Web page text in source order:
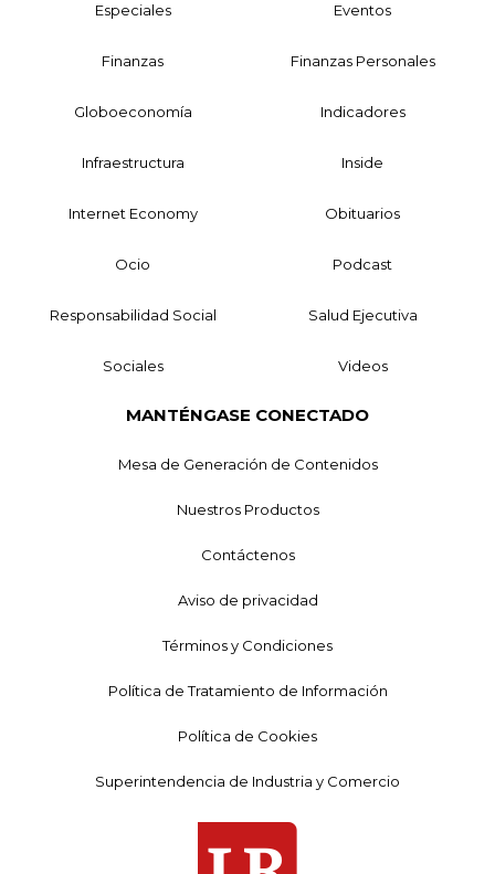
Especiales Eventos
Finanzas Finanzas Personales
Globoeconomía Indicadores
Infraestructura Inside
Internet Economy Obituarios
Ocio Podcast
Responsabilidad Social Salud Ejecutiva
Sociales Videos
MANTÉNGASE CONECTADO
Mesa de Generación de Contenidos
Nuestros Productos
Contáctenos
Aviso de privacidad
Términos y Condiciones
Política de Tratamiento de Información
Política de Cookies
Superintendencia de Industria y Comercio